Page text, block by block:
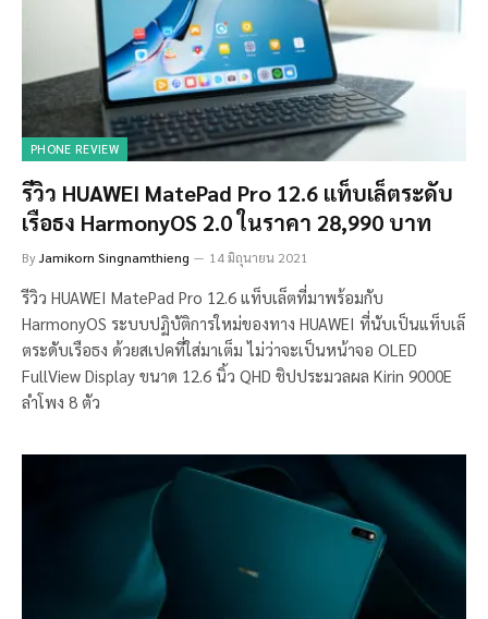
PHONE REVIEW
รีวิว HUAWEI MatePad Pro 12.6 แท็บเล็ตระดับ
เรือธง HarmonyOS 2.0 ในราคา 28,990 บาท
ByJamikorn Singnamthieng 14 มิถุนายน 2021
รีวิว HUAWEI MatePad Pro 12.6 แท็บเล็ตที่มาพร้อมกับ
HarmonyOS ระบบปฏิบัติการใหม่ของทาง HUAWEI ที่นับเป็นแท็บเล็
ตระดับเรือธง ด้วยสเปคที่ใส่มาเต็ม ไม่ว่าจะเป็นหน้าจอ OLED
FullView Display ขนาด 12.6 นิ้ว QHD ชิปประมวลผล Kirin 9000E
ลำโพง 8 ตัว